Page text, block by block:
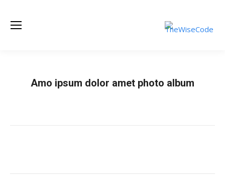
Amo ipsum dolor amet photo album